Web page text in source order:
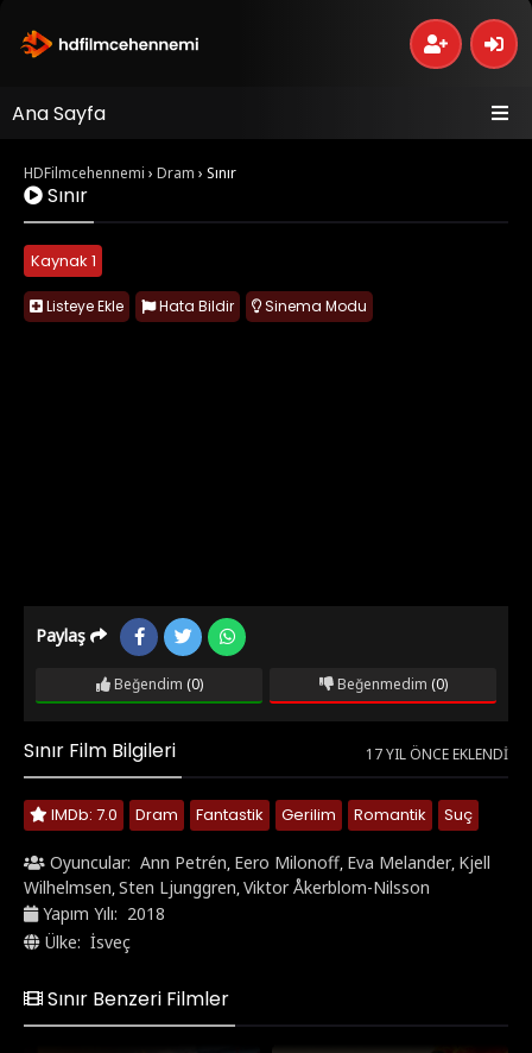
Ana Sayfa
HDFilmcehennemi › Dram › Sınır
Sınır
Kaynak 1
Listeye Ekle Hata Bildir Sinema Modu
Paylaş
Beğendim (0) Beğenmedim (0)
Sınır Film Bilgileri 17 YIL ÖNCE EKLENDI
IMDb: 7.0 Dram Fantastik Gerilim Romantik Suç
Oyuncular: Ann Petrén, Eero Milonoff, Eva Melander, Kjell
Wilhelmsen,Sten Ljunggren,Viktor Åkerblom-Nilsson
Yapım Yılı: 2018
Ülke: İsveç
Sınır Benzeri Filmler